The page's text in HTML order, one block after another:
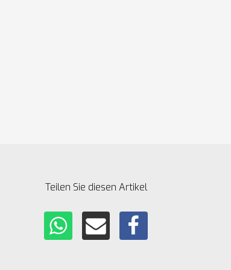
Teilen Sie diesen Artikel